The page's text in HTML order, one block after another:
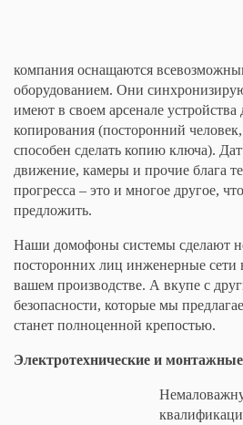
компания оснащаются
оборудованием. Они
имеют в своем арсенале
копирования (посторонний
способен сделать копию ключа).
движение, камеры и прочие блага
прогресса – это и многое другое,
предложить.
Наши домофоны системы сделают
посторонних лиц инженерные сети
вашем производстве. А вкупе с
безопасности, которые мы
станет полноценной крепостью.
Электротехнические и